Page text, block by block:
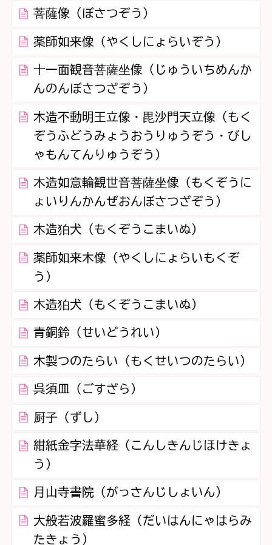
菩薩像（ぼさつぞう）
薬師如来像（やくしにょらいぞう）
十一面観音菩薩坐像（じゅういちめんか
んのんぼさつざぞう）
木造不動明王立像・毘沙門天立像（もく
ぞうふどうみょうおうりゅうぞう・びし
ゃもんてんりゅうぞう）
木造如意輪観世音菩薩坐像（もくぞうに
ょいりんかんぜおんぼさつざぞう）
木造狛犬（もくぞうこまいぬ）
薬師如来木像（やくしにょらいもくぞ
う）
木造狛犬（もくぞうこまいぬ）
青銅鈴（せいどうれい）
木製つのたらい（もくせいつのたらい）
呉須皿（ごすざら）
厨子（ずし）
紺紙金字法華経（こんしきんじほけきょ
う）
月山寺書院（がっさんじしょいん）
大般若波羅蜜多経（だいはんにゃはらみ
たきょう）